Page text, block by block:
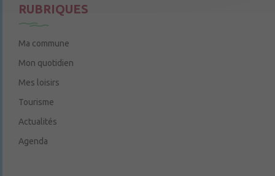
RUBRIQUES
Ma commune
Mon quotidien
Mes loisirs
Tourisme
Actualités
Agenda